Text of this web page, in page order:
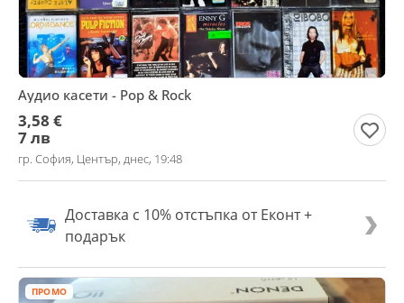
Аудио касети - Pop & Rock
3,58 €
7 лв
гр. София, Център, днес, 19:48
Доставка с 10% отстъпка от Еконт +
подарък
ПРОМО